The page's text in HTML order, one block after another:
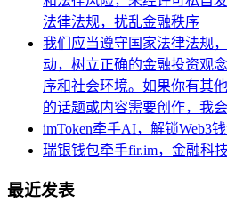
法律法规，扰乱金融秩序
我们应当遵守国家法律法规
动，树立正确的金融投资观
序和社会环境。如果你有其
的话题或内容需要创作，我
imToken牵手AI，解锁Web3
瑞银钱包牵手fir.im，金融科
最近发表